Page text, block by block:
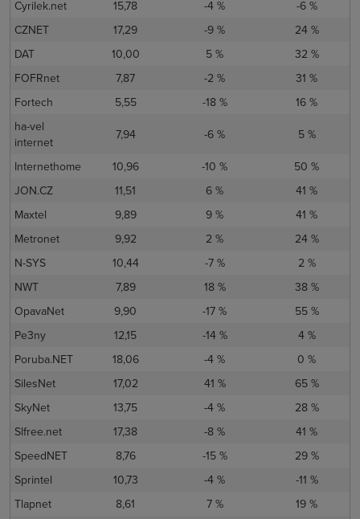
Cyrilek.net
15,78 -4 %
-6 %
CZNET
17,29 -9 %
24 %
DAT
10,00 5 %
32 %
FOFRnet
7,87 -2 %
31 %
Fortech
5,55 -18 %
16 %
ha-vel
internet
7,94 -6 %
5 %
Internethome
10,96 -10 %
50 %
JON.CZ
11,51 6 %
41 %
Maxtel
9,89 9 %
41 %
Metronet
9,92 2 %
24 %
N-SYS
10,44 -7 %
2 %
NWT
7,89 18 %
38 %
OpavaNet
9,90 -17 %
55 %
Pe3ny
12,15 -14 %
4 %
Poruba.NET
18,06 -4 %
0 %
SilesNet
17,02 41 %
65 %
SkyNet
13,75 -4 %
28 %
Slfree.net
17,38 -8 %
41 %
SpeedNET
8,76 -15 %
29 %
Sprintel
10,73 -4 %
-11 %
Tlapnet
8,61 7 % 19 %